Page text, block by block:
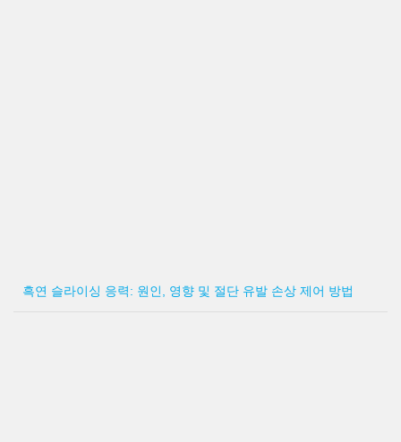
흑연 슬라이싱 응력: 원인, 영향 및 절단 유발 손상 제어 방법